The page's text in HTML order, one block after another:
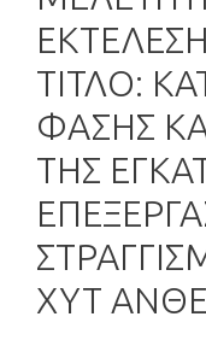
ΤΙΤΛΟ:
ΦΑΣΗΣ
ΤΗΣ
ΧΥΤ